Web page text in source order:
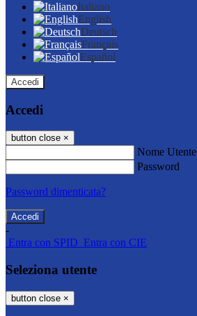
Italiano
English
Deutsch
Français
Español
Accedi
Accedi
button close ×
Nome Utente
Password
Password dimenticata?
-
Entra con SPID Entra con CIE
Seleziona utente
button close ×